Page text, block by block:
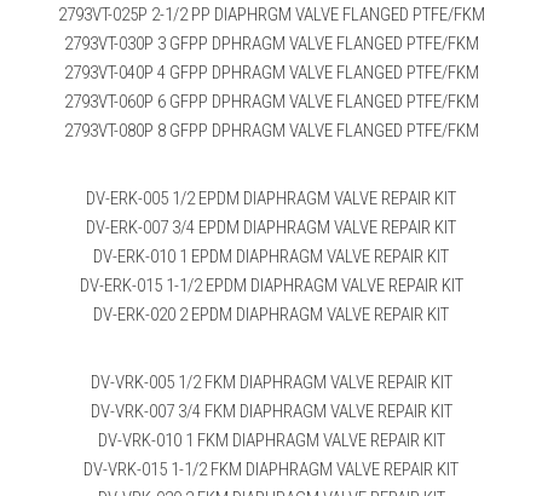
2793VT-025P 2-1/2 PP DIAPHRGM VALVE FLANGED PTFE/FKM
2793VT-030P 3 GFPP DPHRAGM VALVE FLANGED PTFE/FKM
2793VT-040P 4 GFPP DPHRAGM VALVE FLANGED PTFE/FKM
2793VT-060P 6 GFPP DPHRAGM VALVE FLANGED PTFE/FKM
2793VT-080P 8 GFPP DPHRAGM VALVE FLANGED PTFE/FKM
DV-ERK-005 1/2 EPDM DIAPHRAGM VALVE REPAIR KIT
DV-ERK-007 3/4 EPDM DIAPHRAGM VALVE REPAIR KIT
DV-ERK-010 1 EPDM DIAPHRAGM VALVE REPAIR KIT
DV-ERK-015 1-1/2 EPDM DIAPHRAGM VALVE REPAIR KIT
DV-ERK-020 2 EPDM DIAPHRAGM VALVE REPAIR KIT
DV-VRK-005 1/2 FKM DIAPHRAGM VALVE REPAIR KIT
DV-VRK-007 3/4 FKM DIAPHRAGM VALVE REPAIR KIT
DV-VRK-010 1 FKM DIAPHRAGM VALVE REPAIR KIT
DV-VRK-015 1-1/2 FKM DIAPHRAGM VALVE REPAIR KIT